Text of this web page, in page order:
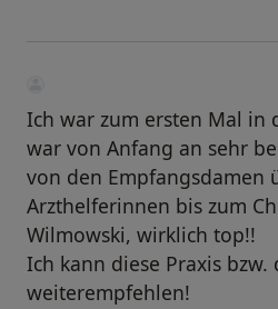
Ich war zum ersten Mal in
war von Anfang an sehr
von den Empfangsdamen
Arzthelferinnen bis zum
Wilmowski, wirklich top!!
Ich kann diese Praxis
weiterempfehlen!